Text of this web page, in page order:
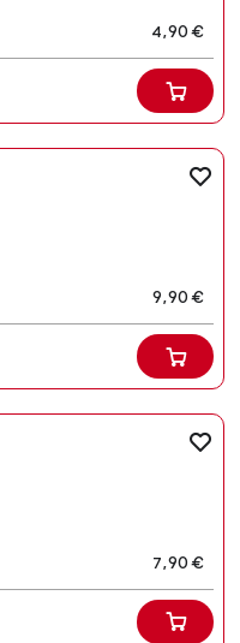
4,90 €
9,90 €
7,90 €